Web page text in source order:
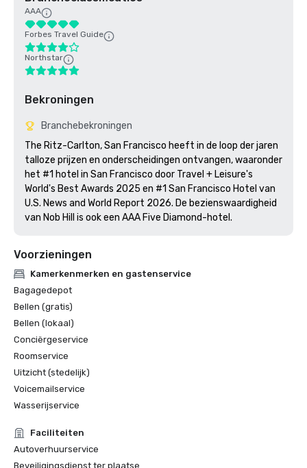
AAA
Forbes Travel Guide
Northstar
Bekroningen
Branchebekroningen
The Ritz-Carlton, San Francisco heeft in de loop der jaren
talloze prijzen en onderscheidingen ontvangen, waaronder
het #1 hotel in San Francisco door Travel + Leisure's
World's Best Awards 2025 en #1 San Francisco Hotel van
U.S. News and World Report 2026. De bezienswaardigheid
Voorzieningen
Kamerkenmerken en gastenservice
Bagagedepot
Bellen (gratis)
Bellen (lokaal)
Conciërgeservice
Roomservice
Uitzicht (stedelijk)
Voicemailservice
Wasserijservice
Faciliteiten
Autoverhuurservice
Beveiligingsdienst ter plaatse